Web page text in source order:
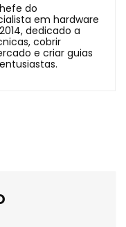
do
em hardware
dedicado a
cobrir
e criar guias